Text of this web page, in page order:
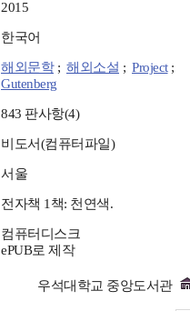
2015
한국어
해외문학; 해외소설 ; Project;
Gutenberg
843 판사항(4)
비도서(컴퓨터파일)
서울
전자책 1책: 천연색.
컴퓨터디스크
ePUB로 제작
우석대학교 중앙도서관